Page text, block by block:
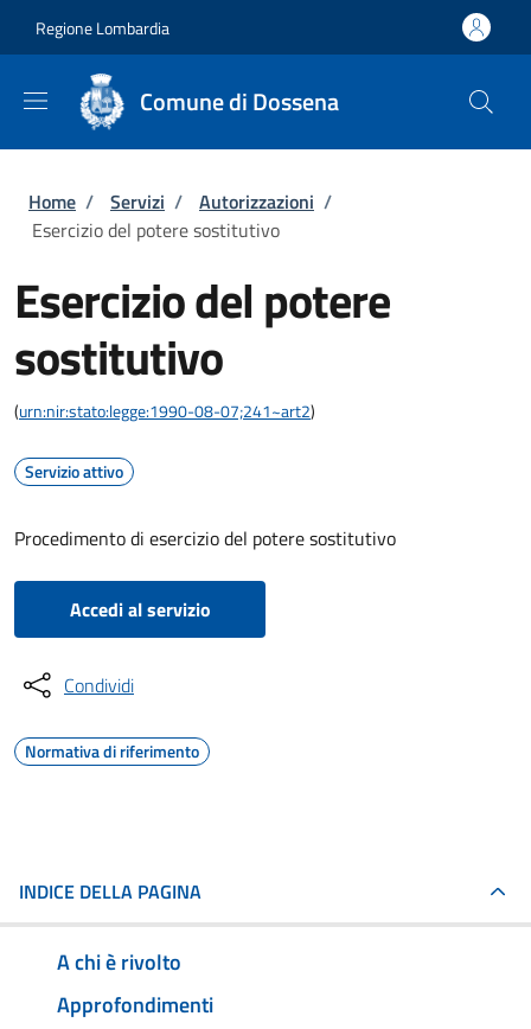
Regione Lombardia
Comune di Dossena
Briciole di pane
Home / Servizi / Autorizzazioni /
Esercizio del potere sostitutivo
Esercizio del potere
sostitutivo
(urn:nir:stato:legge:1990-08-07;241~art2)
Servizio attivo
Procedimento di esercizio del potere sostitutivo
Accedi al servizio
Condividi
Normativa di riferimento
INDICE DELLA PAGINA
A chi è rivolto
Approfondimenti